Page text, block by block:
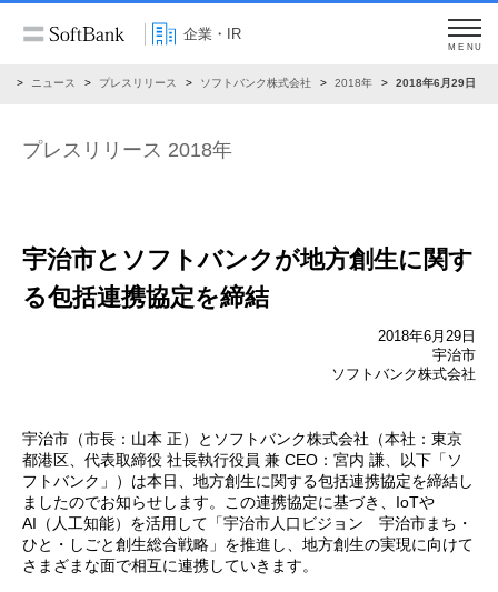
企業・IR
MENU
ニュース プレスリリース ソフトバンク株式会社 2018年 2018年6月29日
プレスリリース 2018年
宇治市とソフトバンクが地方創生に関す
る包括連携協定を締結
2018年6月29日
宇治市
ソフトバンク株式会社
宇治市（市長：山本 正）とソフトバンク株式会社（本社：東京
都港区、代表取締役 社長執行役員 兼 CEO：宮内 謙、以下「ソ
フトバンク」）は本日、地方創生に関する包括連携協定を締結し
ましたのでお知らせします。この連携協定に基づき、IoTや
AI（人工知能）を活用して「宇治市人口ビジョン 宇治市まち・
ひと・しごと創生総合戦略」を推進し、地方創生の実現に向けて
さまざまな面で相互に連携していきます。